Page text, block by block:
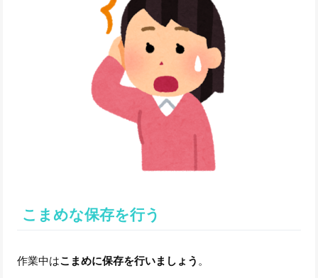
こまめな保存を行う
作業中はこまめに保存を行いましょう 。